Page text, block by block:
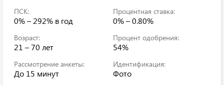
ПСК:
0% – 292% в год
Процентная ставка:
0% – 0.80%
Возраст:
21 – 70 лет
Процент одобрения:
54%
Рассмотрение анкеты:
До 15 минут
Идентификация:
Фото